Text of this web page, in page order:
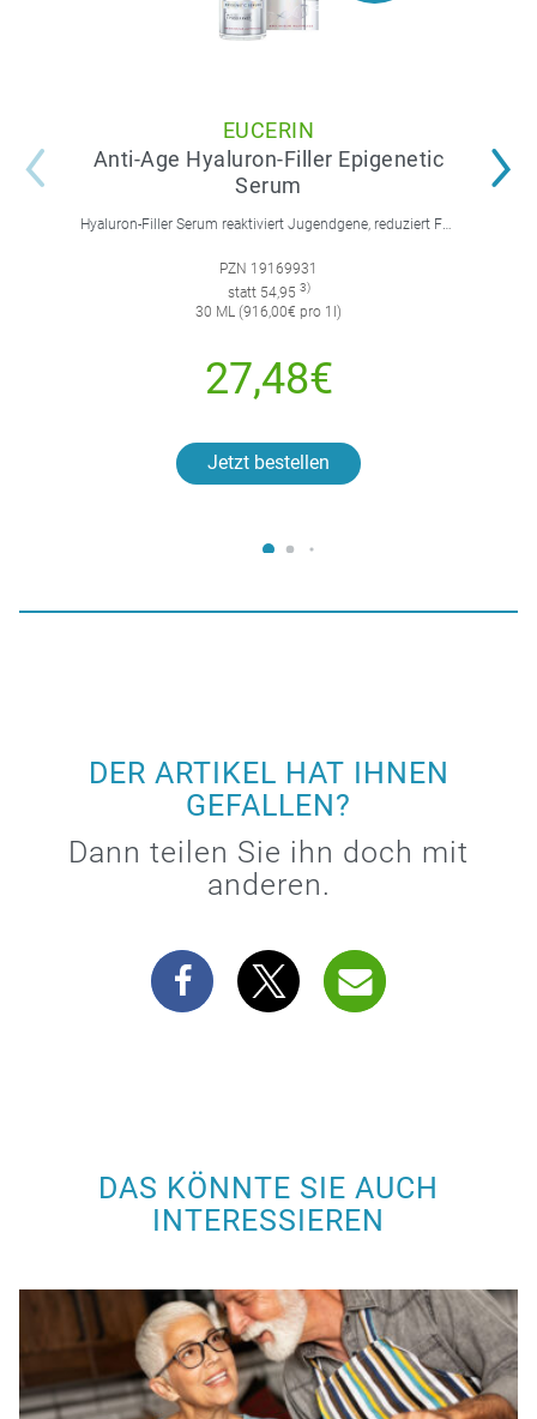
EUCERIN
Anti-Age Hyaluron-Filler Epigenetic
Serum
Hyaluron-Filler Serum reaktiviert Jugendgene, reduziert Falten und feine Linien, spendet intensive Feuchtigkeit und strafft die Gesichtskonturen.
PZN 19169931
statt 54,95 3)
30 ML (916,00€ pro 1l)
27,48€
Jetzt bestellen
DER ARTIKEL HAT IHNEN
GEFALLEN?
Dann teilen Sie ihn doch mit
anderen.
DAS KÖNNTE SIE AUCH
INTERESSIEREN